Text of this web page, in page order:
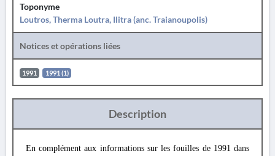
Toponyme
Loutros, Therma Loutra, Ilitra (anc. Traianoupolis)
Notices et opérations liées
1991 1991 (1)
Description
En complément aux informations sur les fouilles de 1991 dans